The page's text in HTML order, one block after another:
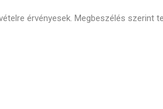
érvényesek. Megbeszélés szerint